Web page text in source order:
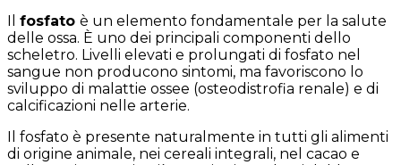
fosfato è un elemento fondamentale per la salute
delle ossa. È uno dei principali componenti dello
scheletro. Livelli elevati e prolungati di fosfato nel
sangue non producono sintomi, ma favoriscono lo
sviluppo di malattie ossee (osteodistrofia renale) e di
calcificazioni nelle arterie.
Il fosfato è presente naturalmente in tutti gli alimenti
di origine animale, nei cereali integrali, nel cacao e